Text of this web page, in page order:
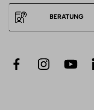
BERATUNG